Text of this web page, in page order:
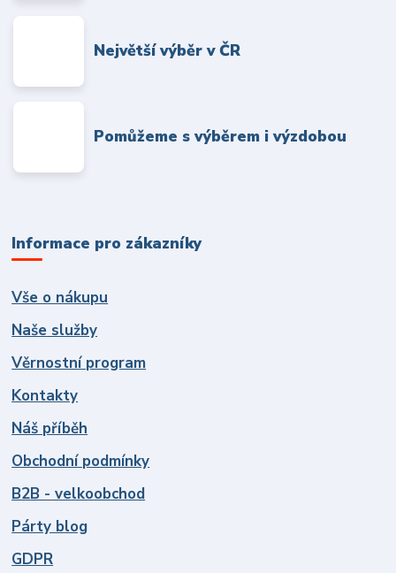
Největší výběr v ČR
Pomůžeme s výběrem i výzdobou
Informace pro zákazníky
Vše o nákupu
Naše služby
Věrnostní program
Kontakty
Náš příběh
Obchodní podmínky
B2B - velkoobchod
Párty blog
GDPR